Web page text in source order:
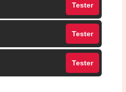
Tester
Tester
Tester